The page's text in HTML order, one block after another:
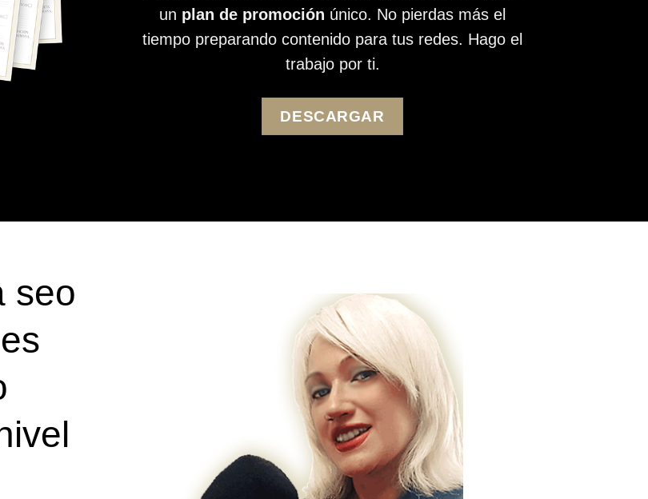
un plan de promoción único. No pierdas más el
tiempo preparando contenido para tus redes. Hago el
trabajo por ti.
DESCARGAR
seo